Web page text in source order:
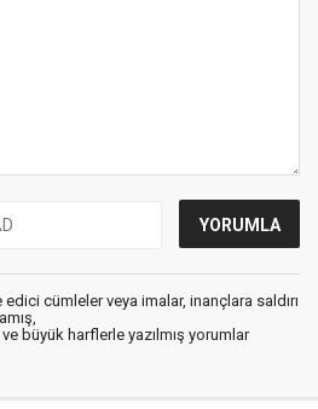
cümleler veya imalar, inançlara saldırı
büyük harflerle yazılmış yorumlar